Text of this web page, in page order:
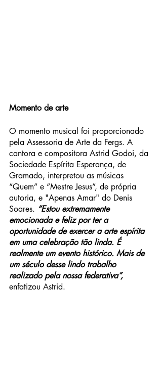
Momento de arte
O momento musical foi proporcionado
pela Assessoria de Arte da Fergs. A
cantora e compositora Astrid Godoi, da
Sociedade Espírita Esperança, de
Gramado, interpretou as músicas
“Quem” e “Mestre Jesus”, de própria
autoria, e "Apenas Amar" do Denis
Soares. “Estou extremamente
emocionada e feliz por ter a
oportunidade de exercer a arte espírita
em uma celebração tão linda. É
realmente um evento histórico. Mais de
um século desse lindo trabalho
realizado pela nossa federativa”,
enfatizou Astrid.